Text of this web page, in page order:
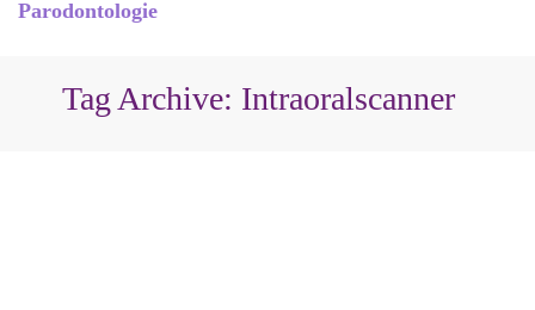
Tag Archive: Intraoralscanner